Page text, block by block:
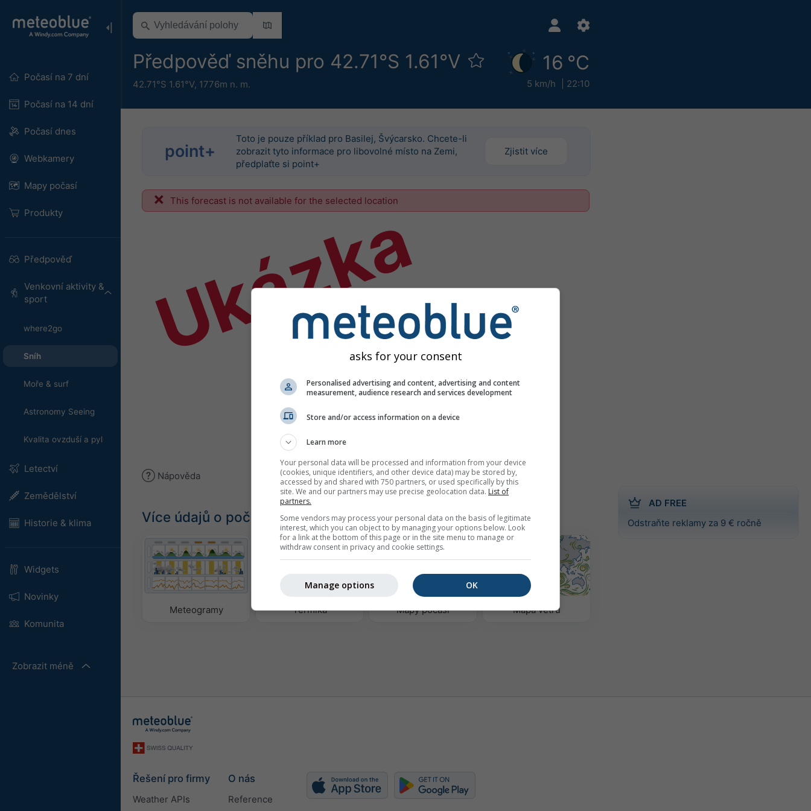
Počasí na 7 dní
Počasí na 14 dní
Počasí dnes
Webkamery
Mapy počasí
Produkty
Předpověď
Venkovní aktivity &
sport
where2go
Sníh
Moře & surf
Astronomy Seeing
Kvalita ovzduší a pyl
Letectví
Zemědělství
Historie & klima
Widgets
Novinky
Komunita
Zobrazit méně
Předpověď sněhu pro 42.71°S 1.61°V
42.71°S 1.61°V, 1776m n. m.
16 °C
5 km/h 22:10
AD FREE
Odstraňte reklamy za 9 € ročně
point+
Toto je pouze příklad pro Basilej, Švýcarsko. Chcete-li
zobrazit tyto informace pro libovolné místo na Zemi,
předplaťte si point+
Zjistit více
This forecast is not available for the selected location
Ukázka
Nápověda
Více údajů o počasí
Meteogramy Termika Mapy počasí Mapa větru
Řešení pro firmy
Weather APIs
O nás
Reference
asks for your consent
Personalised advertising and content, advertising and content
measurement, audience research and services development
Store and/or access information on a device
Learn more
Your personal data will be processed and information from your device
(cookies, unique identifiers, and other device data) may be stored by,
accessed by and shared with 750 partners, or used specifically by this
site. We and our partners may use precise geolocation data. List of
partners.
Some vendors may process your personal data on the basis of legitimate
interest, which you can object to by managing your options below. Look
for a link at the bottom of this page or in the site menu to manage or
withdraw consent in privacy and cookie settings.
OK
Manage options